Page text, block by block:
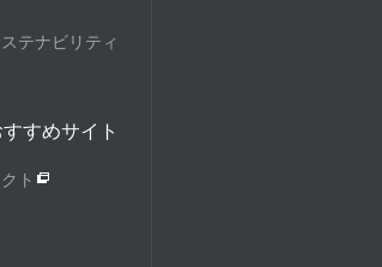
テナビリティ
すめサイト
ト